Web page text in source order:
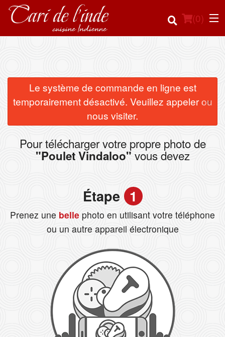
(0)
Commander en ligne
Emplacement
Connection
Le système de commande en ligne est
temporairement désactivé. Veuillez appeler ou
nous visiter.
×
Pour télécharger votre propre photo de
"Poulet Vindaloo"vous devez
Étape 1
Prenez une belle photo en utilisant votre téléphone
ou un autre appareil électronique